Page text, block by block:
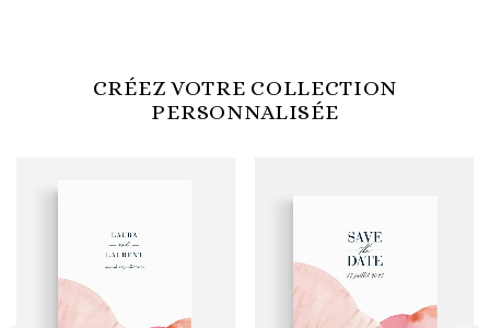
CRÉEZ VOTRE COLLECTION
PERSONNALISÉE